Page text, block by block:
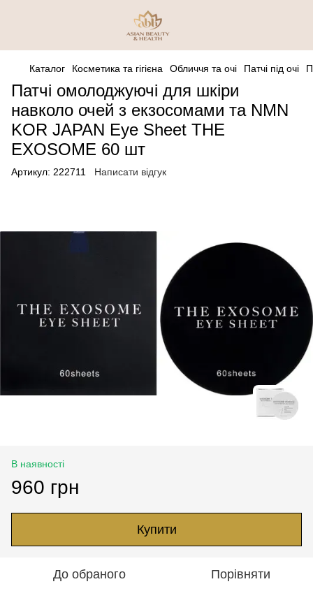
Каталог Косметика та гігієна Обличчя та очі Патчі під очі
Патчі омолоджуючі для шкіри
навколо очей з екзосомами та NMN
KOR JAPAN Eye Sheet THE
EXOSOME 60 шт
Артикул: 222711 Написати відгук
В наявності
960 грн
Купити
До обраного Порівняти